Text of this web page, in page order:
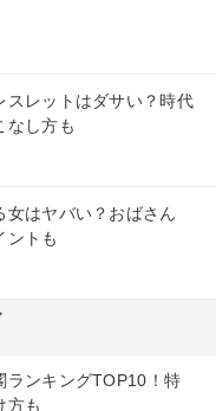
スレットはダサい？時代
なし方も
はヤバい？おばさん
ントも
ランキングTOP10！特
方も